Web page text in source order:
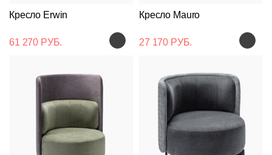
Кресло Erwin
61 270 РУБ.
Кресло Mauro
27 170 РУБ.